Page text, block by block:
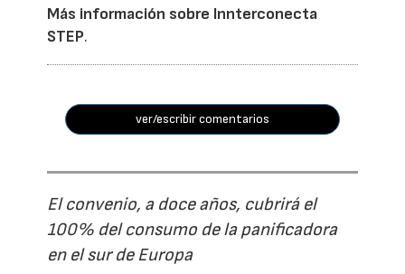
Más información sobre Innterconecta
STEP.
ver/escribir comentarios
El convenio, a doce años, cubrirá el
100% del consumo de la panificadora
en el sur de Europa